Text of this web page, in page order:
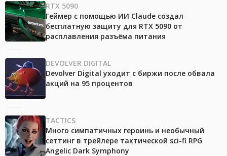
RTX 5090
Геймер с помощью ИИ Claude создал
бесплатную защиту для RTX 5090 от
расплавления разъёма питания
DEVOLVER DIGITAL
Devolver Digital уходит с биржи после обвала
акций на 95 процентов
TACTICS
Много симпатичных героинь и необычный
сеттинг в трейлере тактической sci-fi RPG
Angelic Dark Symphony